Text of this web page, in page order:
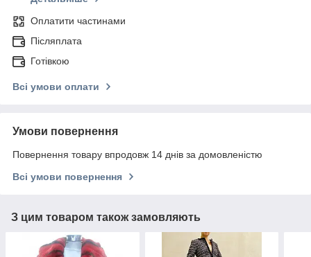
Оплатити частинами
Післяплата
Готівкою
Всі умови оплати
Умови повернення
Повернення товару впродовж 14 днів за домовленістю
Всі умови повернення
З цим товаром також замовляють